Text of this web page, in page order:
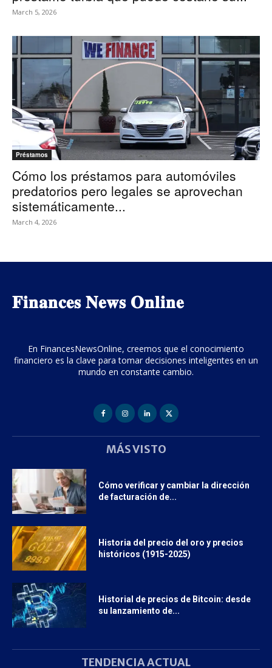
March 5, 2026
Préstamos
Cómo los préstamos para automóviles
predatorios pero legales se aprovechan
sistemáticamente...
March 4, 2026
𝐅𝐢𝐧𝐚𝐧𝐜𝐞𝐬 𝐍𝐞𝐰𝐬 𝐎𝐧𝐥𝐢𝐧𝐞
En FinancesNewsOnline, creemos que el conocimiento
financiero es la clave para tomar decisiones inteligentes en un
mundo en constante cambio.
MÁS VISTO
Cómo verificar y cambiar la dirección
de facturación de...
Historia del precio del oro y precios
históricos (1915-2025)
Historial de precios de Bitcoin: desde
su lanzamiento de...
TENDENCIA ACTUAL